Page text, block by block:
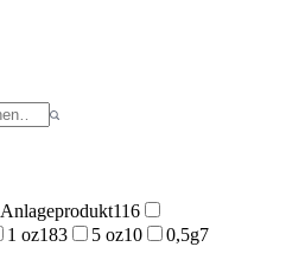
Anlageprodukt116
1 oz183 5 oz10 0,5g7